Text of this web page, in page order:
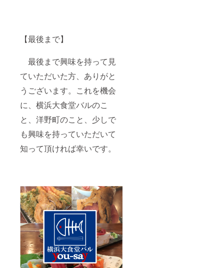
【最後まで】
最後まで興味を持って見
ていただいた方、ありがと
うございます。これを機会
に、横浜大食堂バルのこ
と、洋野町のこと、少しで
も興味を持っていただいて
知って頂ければ幸いです。